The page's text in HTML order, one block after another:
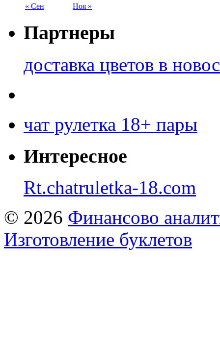
« Сен Ноя »
Партнеры
доставка цветов в
чат рулетка 18+ пары
Интересное
Rt.chatruletka-18.com
© 2026 Финансово
Изготовление буклетов